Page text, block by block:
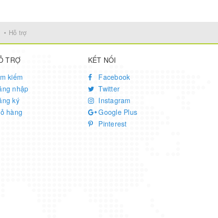
• Hỗ trợ
TRỢ
kiếm
nhập
ký
hàng
KẾT NỐI
Facebook
Twitter
Instagram
Google Plus
Pinterest